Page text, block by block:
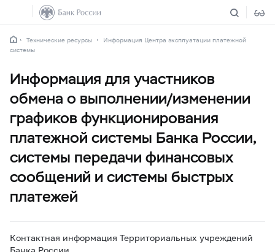
Технические ресурсы
Информация Центра эксплуатации платежной
системы
Информация для участников
обмена о выполнении/изменении
графиков функционирования
платежной системы Банка России,
системы передачи финансовых
сообщений и системы быстрых
платежей
Контактная информация Территориальных учреждений
Банка России